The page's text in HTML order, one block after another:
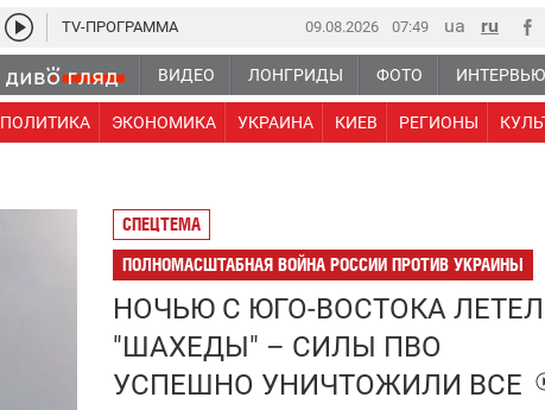
09.08.2026 07 49
ВИДЕО ЛОНГРИДЫ ФОТО ИНТЕРВЬЮ
ПОЛИТИКА ЭКОНОМИКА УКРАИНА КИЕВ РЕГИОНЫ
TV-ПРОГРАММА
СПЕЦТЕМА
ПОЛНОМАСШТАБНАЯ ВОЙНА РОССИИ ПРОТИВ УКРАИНЫ
НОЧЬЮ С ЮГО-ВОСТОКА
"ШАХЕДЫ" – СИЛЫ ПВО
УСПЕШНО УНИЧТОЖИЛИ ВСЕ